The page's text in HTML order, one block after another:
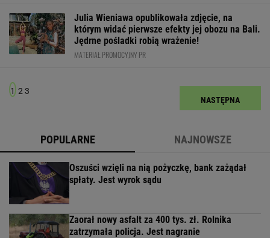
Julia Wieniawa opublikowała zdjęcie, na
którym widać pierwsze efekty jej obozu na Bali.
Jędrne pośladki robią wrażenie!
MATERIAŁ PROMOCYJNY PR
1 2 3
NASTĘPNA
POPULARNE NAJNOWSZE
Oszuści wzięli na nią pożyczkę, bank zażądał
spłaty. Jest wyrok sądu
Zaorał nowy asfalt za 400 tys. zł. Rolnika
zatrzymała policja. Jest nagranie